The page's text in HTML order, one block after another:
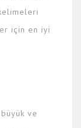
için en iyi
ve